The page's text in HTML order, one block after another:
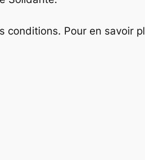
conditions. Pour en savoir